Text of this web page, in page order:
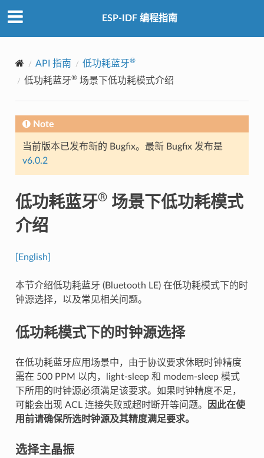
ESP-IDF 编程指南
API 指南 低功耗蓝牙®
低功耗蓝牙®场景下低功耗模式介绍
Note
当前版本已发布新的 Bugfix。最新 Bugfix 发布是
v6.0.2
低功耗蓝牙®场景下低功耗模式
介绍
[English]
本节介绍低功耗蓝牙 (Bluetooth LE) 在低功耗模式下的时
钟源选择，以及常见相关问题。
低功耗模式下的时钟源选择
在低功耗蓝牙应用场景中，由于协议要求休眠时钟精度
需在 500 PPM 以内，light-sleep 和 modem-sleep 模式
下所用的时钟源必须满足该要求。如果时钟精度不足，
可能会出现 ACL 连接失败或超时断开等问题。
因此在使
用前请确保所选时钟源及其精度满足要求。
选择主晶振